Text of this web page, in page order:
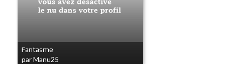
Fantasme
par Manu25